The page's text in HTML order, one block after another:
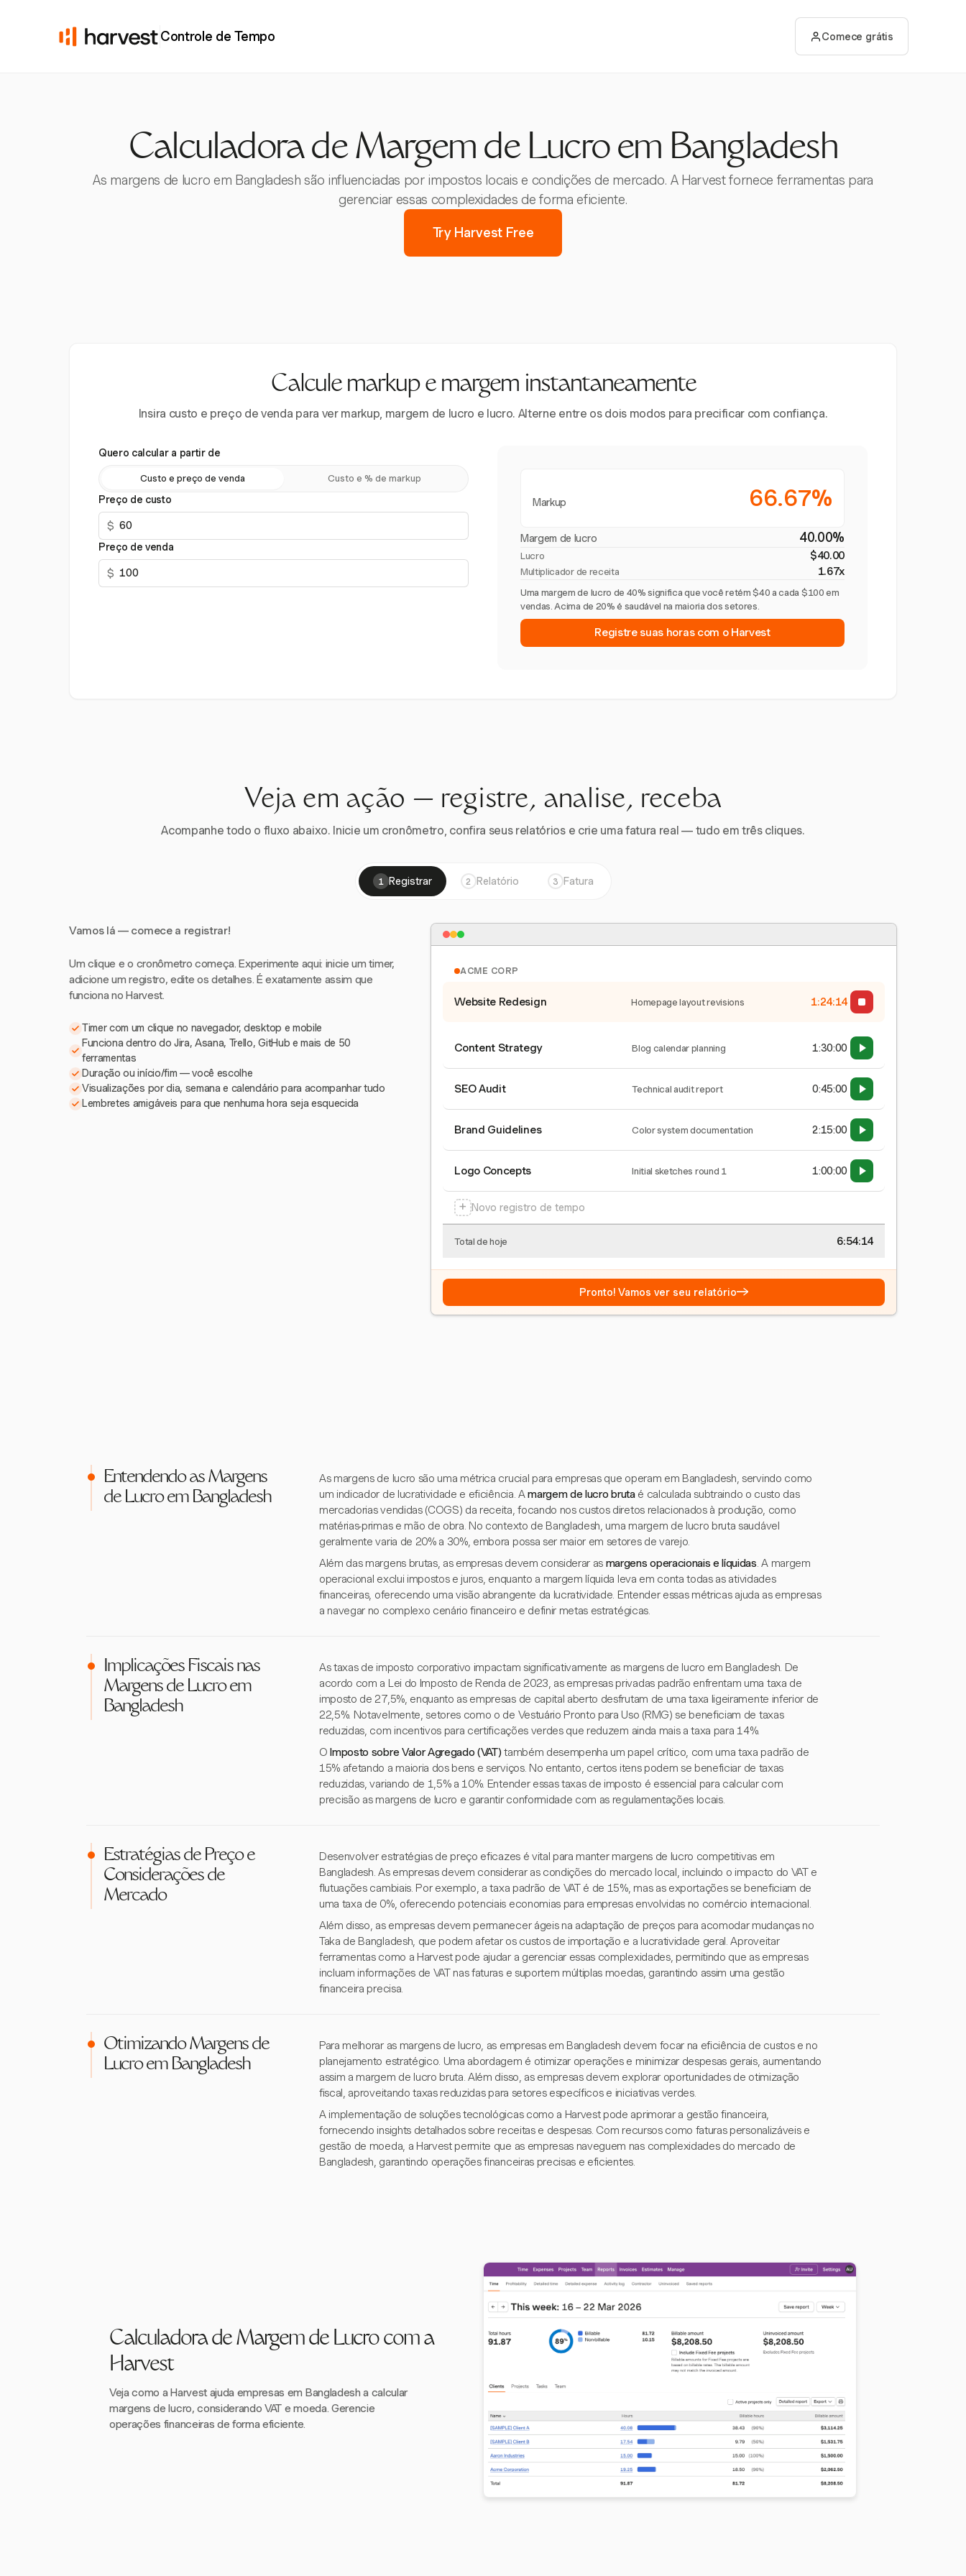
Controle de Tempo Comece grátis
Calculadora de Margem de Lucro em Bangladesh
As margens de lucro em Bangladesh são influenciadas por impostos locais e condições de mercado. A Harvest fornece ferramentas para
gerenciar essas complexidades de forma eficiente.
Try Harvest Free
Calcule markup e margem instantaneamente
Insira custo e preço de venda para ver markup, margem de lucro e lucro. Alterne entre os dois modos para precificar com confiança.
Quero calcular a partir de
Custo e preço de venda Custo e % de markup
Preço de custo
$
Preço de venda
$
Markup 66.67%
Margem de lucro 40.00%
Lucro $40.00
Multiplicador de receita 1.67x
Uma margem de lucro de 40% significa que você retém $40 a cada $100 em
vendas. Acima de 20% é saudável na maioria dos setores.
Registre suas horas com o Harvest
Veja em ação — registre, analise, receba
Acompanhe todo o fluxo abaixo. Inicie um cronômetro, confira seus relatórios e crie uma fatura real — tudo em três cliques.
1 Registrar 2 Relatório 3 Fatura
Vamos lá — comece a registrar!
Um clique e o cronômetro começa. Experimente aqui: inicie um timer,
adicione um registro, edite os detalhes. É exatamente assim que
funciona no Harvest.
Timer com um clique no navegador, desktop e mobile
Funciona dentro do Jira, Asana, Trello, GitHub e mais de 50
ferramentas
Duração ou início/fim — você escolhe
Visualizações por dia, semana e calendário para acompanhar tudo
Lembretes amigáveis para que nenhuma hora seja esquecida
ACME CORP
Website Redesign Homepage layout revisions 1:24:15
Content Strategy Blog calendar planning 1:30:00
SEO Audit Technical audit report 0:45:00
Brand Guidelines Color system documentation 2:15:00
Logo Concepts Initial sketches round 1 1:00:00
+ Novo registro de tempo
Total de hoje 6:54:15
Pronto! Vamos ver seu relatório→
Entendendo as Margens
de Lucro em Bangladesh
As margens de lucro são uma métrica crucial para empresas que operam em Bangladesh, servindo como
um indicador de lucratividade e eficiência. Amargem de lucro brutaé calculada subtraindo o custo das
mercadorias vendidas (COGS) da receita, focando nos custos diretos relacionados à produção, como
matérias-primas e mão de obra. No contexto de Bangladesh, uma margem de lucro bruta saudável
geralmente varia de 20% a 30%, embora possa ser maior em setores de varejo.
Além das margens brutas, as empresas devem considerar as margens operacionais e líquidas. A margem
operacional exclui impostos e juros, enquanto a margem líquida leva em conta todas as atividades
financeiras, oferecendo uma visão abrangente da lucratividade. Entender essas métricas ajuda as empresas
a navegar no complexo cenário financeiro e definir metas estratégicas.
Implicações Fiscais nas
Margens de Lucro em
Bangladesh
As taxas de imposto corporativo impactam significativamente as margens de lucro em Bangladesh. De
acordo com a Lei do Imposto de Renda de 2023, as empresas privadas padrão enfrentam uma taxa de
imposto de 27,5%, enquanto as empresas de capital aberto desfrutam de uma taxa ligeiramente inferior de
22,5%. Notavelmente, setores como o de Vestuário Pronto para Uso (RMG) se beneficiam de taxas
reduzidas, com incentivos para certificações verdes que reduzem ainda mais a taxa para 14%.
OImposto sobre Valor Agregado (VAT)também desempenha um papel crítico, com uma taxa padrão de
15% afetando a maioria dos bens e serviços. No entanto, certos itens podem se beneficiar de taxas
reduzidas, variando de 1,5% a 10%. Entender essas taxas de imposto é essencial para calcular com
precisão as margens de lucro e garantir conformidade com as regulamentações locais.
Estratégias de Preço e
Considerações de
Mercado
Desenvolver estratégias de preço eficazes é vital para manter margens de lucro competitivas em
Bangladesh. As empresas devem considerar as condições do mercado local, incluindo o impacto do VAT e
flutuações cambiais. Por exemplo, a taxa padrão de VAT é de 15%, mas as exportações se beneficiam de
uma taxa de 0%, oferecendo potenciais economias para empresas envolvidas no comércio internacional.
Além disso, as empresas devem permanecer ágeis na adaptação de preços para acomodar mudanças no
Taka de Bangladesh, que podem afetar os custos de importação e a lucratividade geral. Aproveitar
ferramentas como a Harvest pode ajudar a gerenciar essas complexidades, permitindo que as empresas
incluam informações de VAT nas faturas e suportem múltiplas moedas, garantindo assim uma gestão
financeira precisa.
Otimizando Margens de
Lucro em Bangladesh
Para melhorar as margens de lucro, as empresas em Bangladesh devem focar na eficiência de custos e no
planejamento estratégico. Uma abordagem é otimizar operações e minimizar despesas gerais, aumentando
assim a margem de lucro bruta. Além disso, as empresas devem explorar oportunidades de otimização
fiscal, aproveitando taxas reduzidas para setores específicos e iniciativas verdes.
A implementação de soluções tecnológicas como a Harvest pode aprimorar a gestão financeira,
fornecendo insights detalhados sobre receitas e despesas. Com recursos como faturas personalizáveis e
gestão de moeda, a Harvest permite que as empresas naveguem nas complexidades do mercado de
Bangladesh, garantindo operações financeiras precisas e eficientes.
Calculadora de Margem de Lucro com a
Harvest
Veja como a Harvest ajuda empresas em Bangladesh a calcular
margens de lucro, considerando VAT e moeda. Gerencie
operações financeiras de forma eficiente.